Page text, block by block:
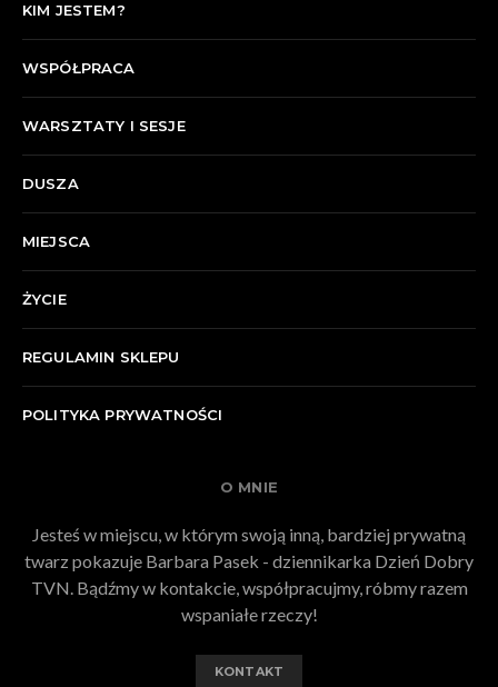
KIM JESTEM?
WSPÓŁPRACA
WARSZTATY I SESJE
DUSZA
MIEJSCA
ŻYCIE
REGULAMIN SKLEPU
POLITYKA PRYWATNOŚCI
O MNIE
Jesteś w miejscu, w którym swoją inną, bardziej prywatną
twarz pokazuje Barbara Pasek - dziennikarka Dzień Dobry
TVN. Bądźmy w kontakcie, współpracujmy, róbmy razem
wspaniałe rzeczy!
KONTAKT